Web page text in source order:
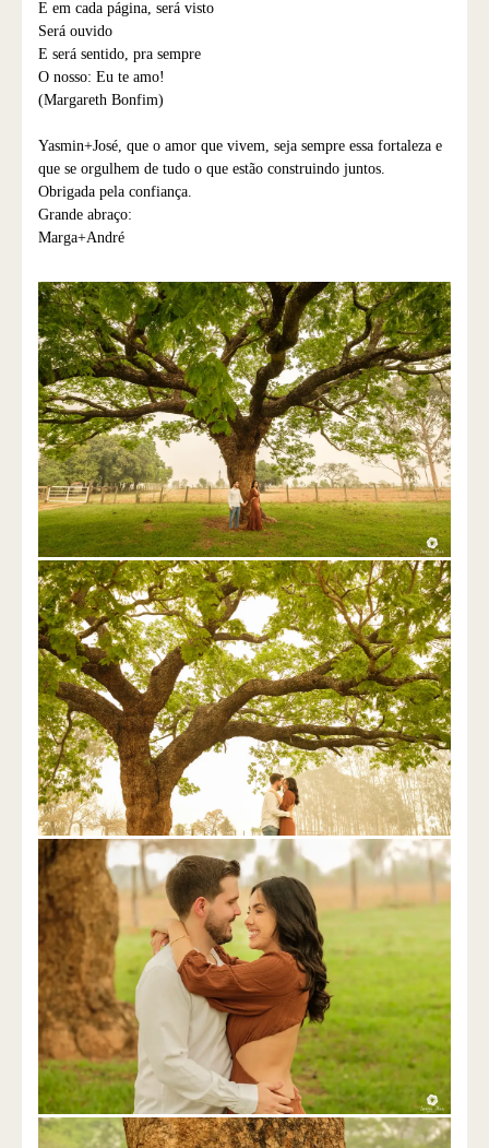
E em cada página, será visto
Será ouvido
E será sentido, pra sempre
O nosso: Eu te amo!
(Margareth Bonfim)
Yasmin+José, que o amor que vivem, seja sempre essa fortaleza e
que se orgulhem de tudo o que estão construindo juntos.
Obrigada pela confiança.
Grande abraço:
Marga+André